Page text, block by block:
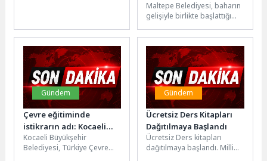
temizlik
Maltepe Belediyesi, baharın
gelişiyle birlikte başlattığı
seferberliğini sürdürüyor.
İlçenin en kalabalık
mahallesi olan...
Gündem
Çevre eğitiminde
istikrarın adı: Kocaeli
Büyükşehir
Kocaeli Büyükşehir
Belediyesi, Türkiye Çevre
Gündem
Ücretsiz Ders Kitapları
Dağıtılmaya Başlandı
Ücretsiz Ders kitapları
dağıtılmaya başlandı. Milli